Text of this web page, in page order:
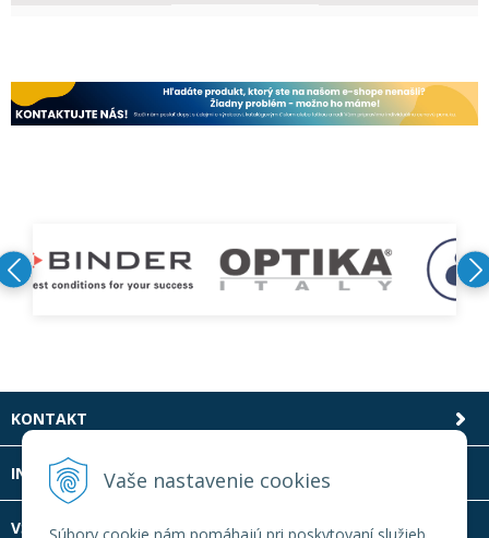
Vaše nastavenie cookies
KONTAKT
INFOLINKA
VŠETKO O NÁKUPE